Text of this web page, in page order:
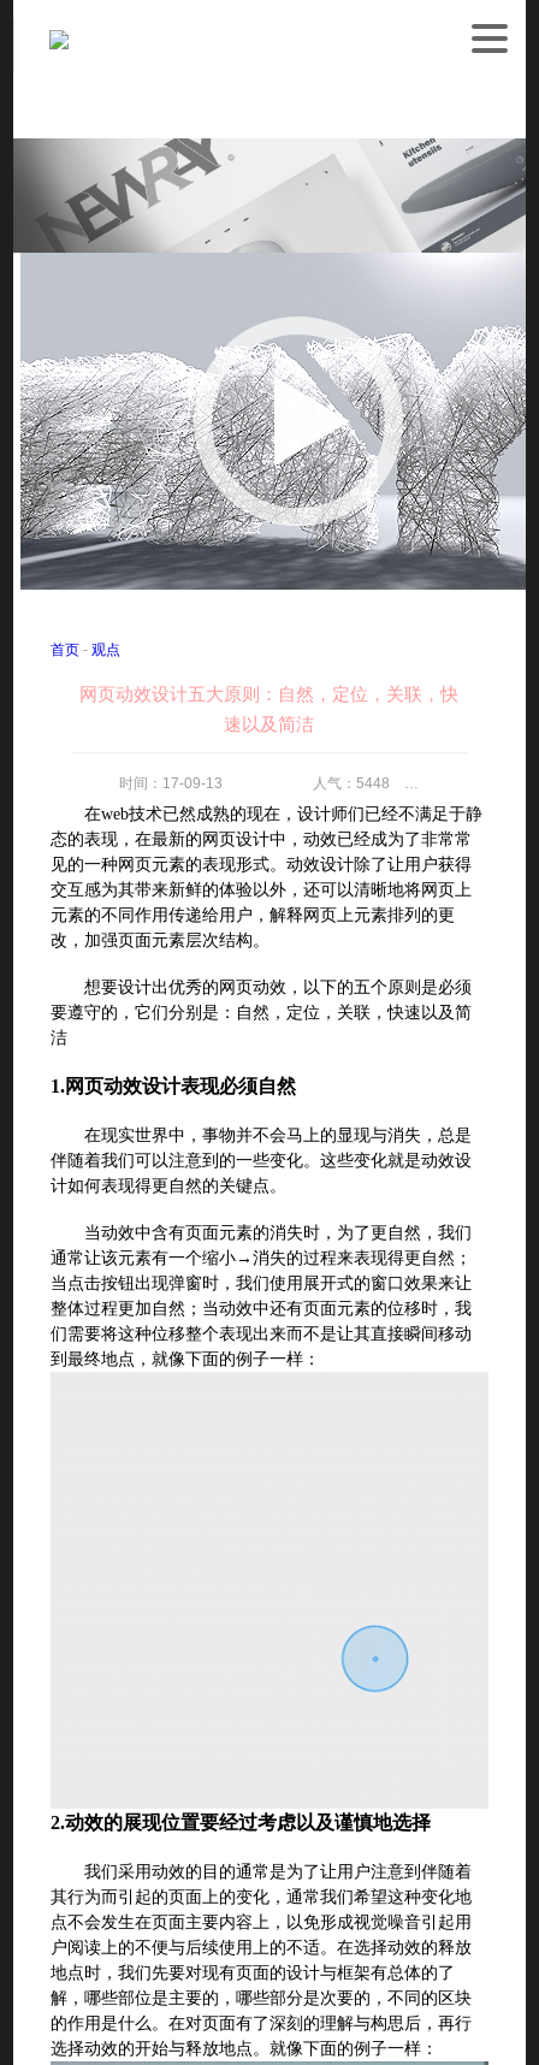
首页 -观点
网页动效设计五大原则：自然，定位，关联，快
速以及简洁
在web技术已然成熟的现在，设计师们已经不满足于静
态的表现，在最新的网页设计中，动效已经成为了非常常
见的一种网页元素的表现形式。动效设计除了让用户获得
交互感为其带来新鲜的体验以外，还可以清晰地将网页上
元素的不同作用传递给用户，解释网页上元素排列的更
改，加强页面元素层次结构。
想要设计出优秀的网页动效，以下的五个原则是必须
要遵守的，它们分别是：自然，定位，关联，快速以及简
洁
1.网页动效设计表现必须自然
在现实世界中，事物并不会马上的显现与消失，总是
伴随着我们可以注意到的一些变化。这些变化就是动效设
计如何表现得更自然的关键点。
当动效中含有页面元素的消失时，为了更自然，我们
通常让该元素有一个缩小→消失的过程来表现得更自然；
当点击按钮出现弹窗时，我们使用展开式的窗口效果来让
整体过程更加自然；当动效中还有页面元素的位移时，我
们需要将这种位移整个表现出来而不是让其直接瞬间移动
到最终地点，就像下面的例子一样：
2.动效的展现位置要经过考虑以及谨慎地选择
我们采用动效的目的通常是为了让用户注意到伴随着
其行为而引起的页面上的变化，通常我们希望这种变化地
点不会发生在页面主要内容上，以免形成视觉噪音引起用
户阅读上的不便与后续使用上的不适。在选择动效的释放
地点时，我们先要对现有页面的设计与框架有总体的了
解，哪些部位是主要的，哪些部分是次要的，不同的区块
的作用是什么。在对页面有了深刻的理解与构思后，再行
选择动效的开始与释放地点。就像下面的例子一样：